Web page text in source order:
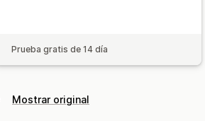
Prueba gratis de 14 día
Mostrar original